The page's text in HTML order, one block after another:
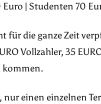
Euro | Studenten 70
für die ganze Zeit
Vollzahler, 35
kommen.
nur einen einzelnen